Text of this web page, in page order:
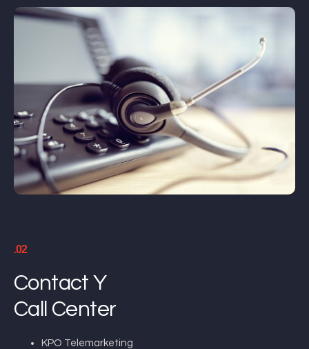
.02
Contact Y
Call Center
KPO Telemarketing